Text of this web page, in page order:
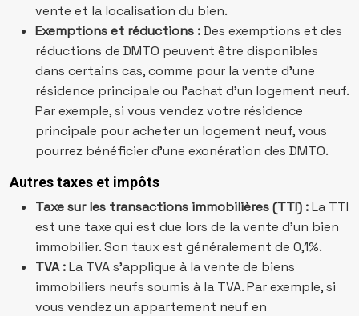
vente et la localisation du bien.
Exemptions et réductions :Des exemptions et des
réductions de DMTO peuvent être disponibles
dans certains cas, comme pour la vente d’une
résidence principale ou l’achat d’un logement neuf.
Par exemple, si vous vendez votre résidence
principale pour acheter un logement neuf, vous
pourrez bénéficier d’une exonération des DMTO.
Autres taxes et impôts
Taxe sur les transactions immobilières (TTI) :La TTI
est une taxe qui est due lors de la vente d’un bien
immobilier. Son taux est généralement de 0,1%.
TVA :La TVA s’applique à la vente de biens
immobiliers neufs soumis à la TVA. Par exemple, si
vous vendez un appartement neuf en